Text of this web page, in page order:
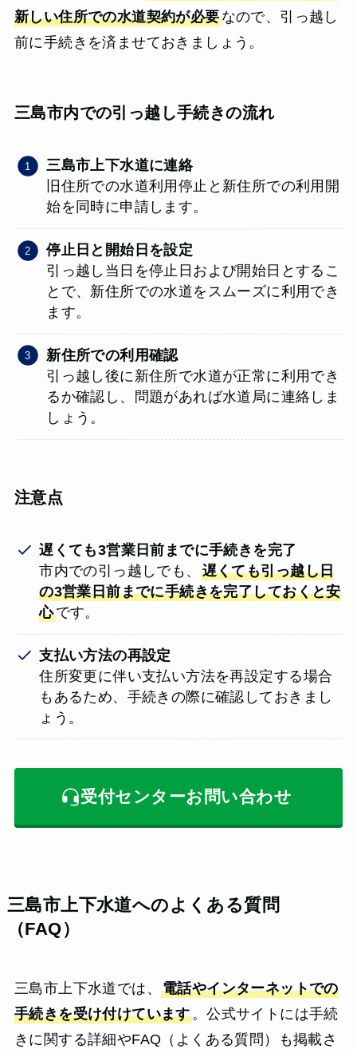
新しい住所での水道契約が必要なので、引っ越し
前に手続きを済ませておきましょう。
三島市内での引っ越し手続きの流れ
三島市上下水道に連絡
旧住所での水道利用停止と新住所での利用開
始を同時に申請します。
停止日と開始日を設定
引っ越し当日を停止日および開始日とするこ
とで、新住所での水道をスムーズに利用でき
ます。
新住所での利用確認
引っ越し後に新住所で水道が正常に利用でき
るか確認し、問題があれば水道局に連絡しま
しょう。
注意点
遅くても3営業日前までに手続きを完了
市内での引っ越しでも、 遅くても引っ越し日
の3営業日前までに手続きを完了しておくと安
心です。
支払い方法の再設定
住所変更に伴い支払い方法を再設定する場合
もあるため、手続きの際に確認しておきまし
ょう。
受付センターお問い合わせ
三島市上下水道へのよくある質問
（FAQ）
三島市上下水道では、 電話やインターネットでの
手続きを受け付けています。公式サイトには手続
きに関する詳細やFAQ（よくある質問）も掲載さ